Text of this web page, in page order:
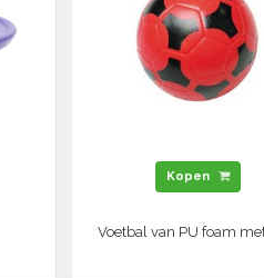
Kopen
Voetbal van PU foam